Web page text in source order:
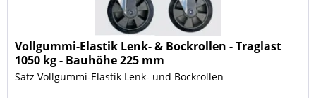
Vollgummi-Elastik Lenk- & Bockrollen - Traglast
1050 kg - Bauhöhe 225 mm
Satz Vollgummi-Elastik Lenk- und Bockrollen